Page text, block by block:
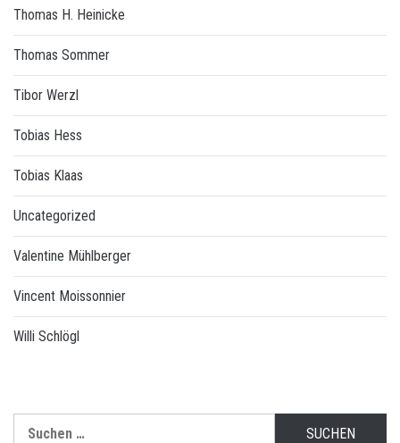
Thomas H. Heinicke
Thomas Sommer
Tibor Werzl
Tobias Hess
Tobias Klaas
Uncategorized
Valentine Mühlberger
Vincent Moissonnier
Willi Schlögl